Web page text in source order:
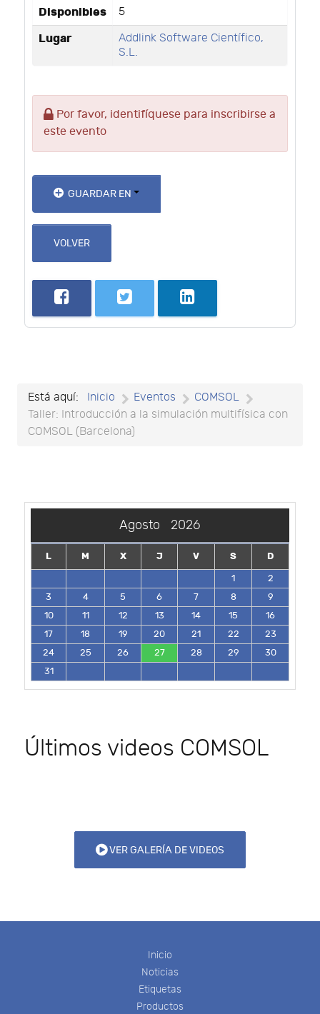
Disponibles 5
Lugar
Addlink Software Científico,
S.L.
Por favor, identifíquese para inscribirse a
este evento
GUARDAR EN
VOLVER
Está aquí: Inicio Eventos
COMSOL
Taller: Introducción a la simulación multifísica con
COMSOL (Barcelona)
Agosto 2026
L M X J V S
D
1
2
3
4 5 6 7 8
9
10
11 12 13 14 15
16
17
18 19 20 21 22
23
24
25 26 27 28 29
30
31
Últimos videos COMSOL
VER GALERÍA DE VIDEOS
Inicio
Noticias
Etiquetas
Productos